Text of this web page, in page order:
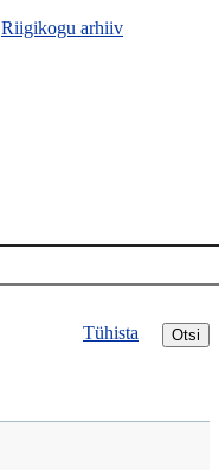
Riigikogu arhiiv
Otsi
Tühista